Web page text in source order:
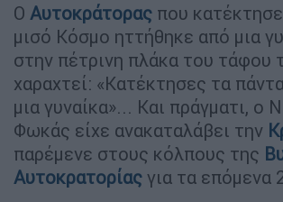
Ο Αυτοκράτορας που
μισό Κόσμο ηττήθηκε από μια
στην πέτρινη πλάκα του τάφου
χαραχτεί: «Κατέκτησες τα
μια γυναίκα»... Και πράγματι, ο
Φωκάς είχε ανακαταλάβει την
παρέμενε στους κόλπους της
Αυτοκρατορίας για τα επόμενα